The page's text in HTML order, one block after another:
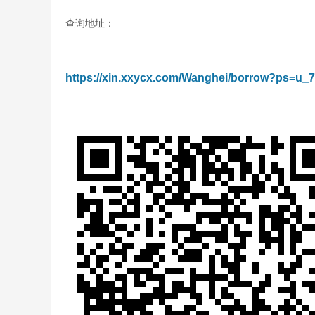
查询地址：
https://xin.xxycx.com/Wanghei/